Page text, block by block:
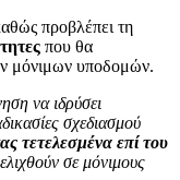
προβλέπει τη
που θα
μόνιμων υποδομών.
να ιδρύσει
σχεδιασμού
τετελεσμένα επί του
σε μόνιμους